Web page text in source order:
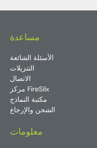
مساعدة
الأسئلة الشائعة
التنزيلات
الاتصال
مركز FireSilx
مكتبة النماذج
الشحن والإرجاع
معلومات